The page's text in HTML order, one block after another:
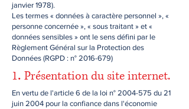
janvier 1978).
Les termes « données à caractère personnel », «
personne concernée », « sous traitant » et «
données sensibles » ont le sens défini par le
Règlement Général sur la Protection des
Données (RGPD : n° 2016-679)
1. Présentation du site internet.
En vertu de l'article 6 de la loi n° 2004-575 du 21
juin 2004 pour la confiance dans l'économie